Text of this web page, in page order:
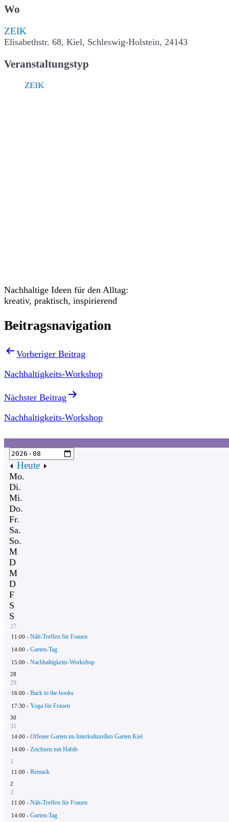
Wo
ZEIK
Elisabethstr. 68, Kiel, Schleswig-Holstein, 24143
Veranstaltungstyp
ZEIK
Nachhaltige Ideen für den Alltag:
kreativ, praktisch, inspirierend
Beitragsnavigation
Vorheriger Beitrag
Nachhaltigkeits-Workshop
Nächster Beitrag
Nachhaltigkeits-Workshop
Heute
Mo.
Di.
Mi.
Do.
Fr.
Sa.
So.
M
D
M
D
F
S
S
27
11:00 - Näh-Treffen für Frauen
14:00 - Garten-Tag
15:00 - Nachhaltigkeits-Workshop
28
29
16:00 - Back to the books
17:30 - Yoga für Frauen
30
31
14:00 - Offener Garten im Interkulturellen Garten Kiel
14:00 - Zeichnen mit Habib
1
11:00 - Remask
2
3
11:00 - Näh-Treffen für Frauen
14:00 - Garten-Tag